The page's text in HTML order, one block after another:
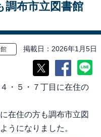
調布市立図書館
掲載日 2026年1月5日
・５・７丁目に在住の
に在住の方も調布市立図
うになりました。